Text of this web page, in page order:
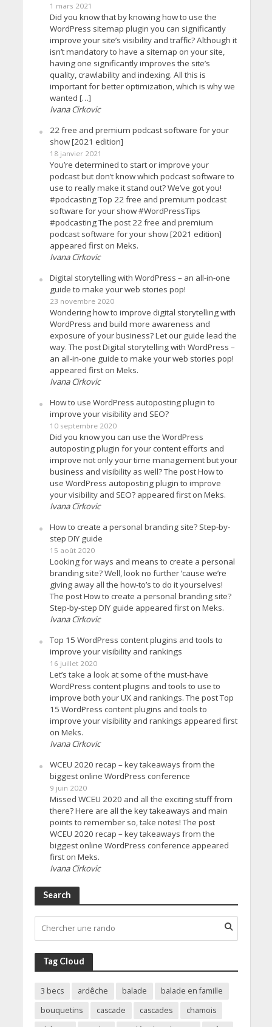
1 mars 2021
Did you know that by knowing how to use the
WordPress sitemap plugin you can significantly
improve your site’s visibility and traffic? Although it
isn’t mandatory to have a sitemap on your site,
having one significantly improves the site’s
quality, crawlability and indexing. All this is
important for better optimization, which is why we
wanted […]
Ivana Cirkovic
22 free and premium podcast software for your
show [2021 edition]
18 janvier 2021
You’re determined to start or improve your
podcast but don’t know which podcast software to
use to really make it stand out? We’ve got you!
#podcasting Top 22 free and premium podcast
software for your show #WordPressTips
#podcasting The post 22 free and premium
podcast software for your show [2021 edition]
appeared first on Meks.
Ivana Cirkovic
Digital storytelling with WordPress – an all-in-one
guide to make your web stories pop!
23 novembre 2020
Wondering how to improve digital storytelling with
WordPress and build more awareness and
exposure of your business? Let our guide lead the
way. The post Digital storytelling with WordPress –
an all-in-one guide to make your web stories pop!
appeared first on Meks.
Ivana Cirkovic
How to use WordPress autoposting plugin to
improve your visibility and SEO?
10 septembre 2020
Did you know you can use the WordPress
autoposting plugin for your content efforts and
improve not only your time management but your
business and visibility as well? The post How to
use WordPress autoposting plugin to improve
your visibility and SEO? appeared first on Meks.
Ivana Cirkovic
How to create a personal branding site? Step-by-
step DIY guide
15 août 2020
Looking for ways and means to create a personal
branding site? Well, look no further ’cause we’re
giving away all the how-to’s to do it yourselves!
The post How to create a personal branding site?
Step-by-step DIY guide appeared first on Meks.
Ivana Cirkovic
Top 15 WordPress content plugins and tools to
improve your visibility and rankings
16 juillet 2020
Let’s take a look at some of the must-have
WordPress content plugins and tools to use to
improve both your UX and rankings. The post Top
15 WordPress content plugins and tools to
improve your visibility and rankings appeared first
on Meks.
Ivana Cirkovic
WCEU 2020 recap – key takeaways from the
biggest online WordPress conference
9 juin 2020
Missed WCEU 2020 and all the exciting stuff from
there? Here are all the key takeaways and main
points to remember so, take notes! The post
WCEU 2020 recap – key takeaways from the
biggest online WordPress conference appeared
first on Meks.
Ivana Cirkovic
Search
Tag Cloud
3 becs ardêche balade
balade en famille
bouquetins
cascade cascades
chamois